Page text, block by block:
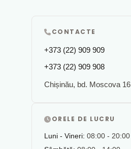
CONTACTE
+373 (22) 909 909
+373 (22) 909 908
Chișinău, bd. Moscova 16
ORELE DE LUCRU
Luni - Vineri: 08:00 - 20:00